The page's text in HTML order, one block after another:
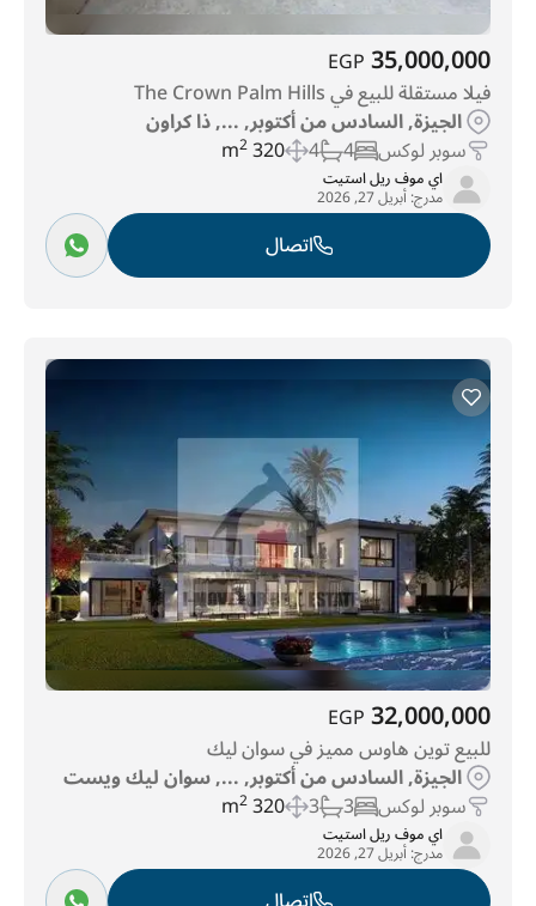
35,000,000
EGP
فيلا مستقلة للبيع في The Crown Palm Hills
الجيزة, السادس من أكتوبر, ..., ذا كراون
سوبر لوكس 4
4
320 m
2
اي موف ريل استيت
مدرج:أبريل 27, 2026
اتصال
32,000,000
EGP
للبيع توين هاوس مميز في سوان ليك
الجيزة, السادس من أكتوبر, ..., سوان ليك ويست
سوبر لوكس 3
3
320 m
2
اي موف ريل استيت
مدرج:أبريل 27, 2026